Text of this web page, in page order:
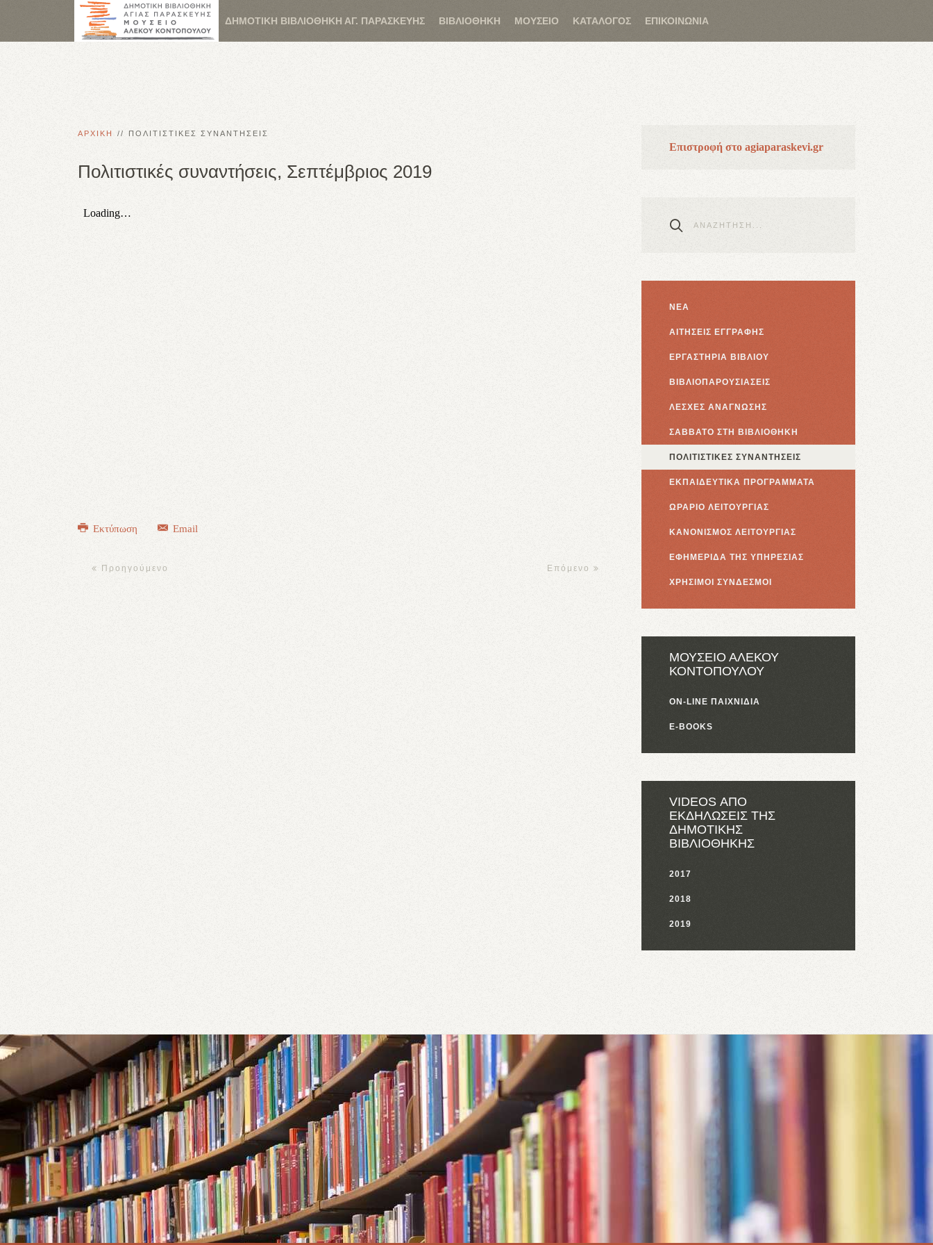
ΔΗΜΟΤΙΚΗ ΒΙΒΛΙΟΘΗΚΗ ΑΓ. ΠΑΡΑΣΚΕΥΗΣ ΒΙΒΛΙΟΘΗΚΗ ΜΟΥΣΕΙΟ ΚΑΤΑΛΟΓΟΣ ΕΠΙΚΟΙΝΩΝΙΑ
ΑΡΧΙΚΗ ΠΟΛΙΤΙΣΤΙΚΕΣ ΣΥΝΑΝΤΗΣΕΙΣ
Πολιτιστικές συναντήσεις, Σεπτέμβριος 2019
Εκτύπωση Email
Προηγούμενο Επόμενο
Επιστροφή στο agiaparaskevi.gr
ΝΕΑ
ΑΙΤΗΣΕΙΣ ΕΓΓΡΑΦΗΣ
ΕΡΓΑΣΤΗΡΙΑ ΒΙΒΛΙΟΥ
ΒΙΒΛΙΟΠΑΡΟΥΣΙΑΣΕΙΣ
ΛΕΣΧΕΣ ΑΝΑΓΝΩΣΗΣ
ΣΑΒΒΑΤΟ ΣΤΗ ΒΙΒΛΙΟΘΗΚΗ
ΠΟΛΙΤΙΣΤΙΚΕΣ ΣΥΝΑΝΤΗΣΕΙΣ
ΕΚΠΑΙΔΕΥΤΙΚΑ ΠΡΟΓΡΑΜΜΑΤΑ
ΩΡΑΡΙΟ ΛΕΙΤΟΥΡΓΙΑΣ
ΚΑΝΟΝΙΣΜΟΣ ΛΕΙΤΟΥΡΓΙΑΣ
ΕΦΗΜΕΡΙΔΑ ΤΗΣ ΥΠΗΡΕΣΙΑΣ
ΧΡΗΣΙΜΟΙ ΣΥΝΔΕΣΜΟΙ
ΜΟΥΣΕΙΟ ΑΛΕΚΟΥ
ΚΟΝΤΟΠΟΥΛΟΥ
ON-LINE ΠΑΙΧΝΙΔΙΑ
E-BOOKS
VIDEOS ΑΠΟ
ΕΚΔΗΛΩΣΕΙΣ ΤΗΣ
ΔΗΜΟΤΙΚΗΣ
ΒΙΒΛΙΟΘΗΚΗΣ
2017
2018
2019